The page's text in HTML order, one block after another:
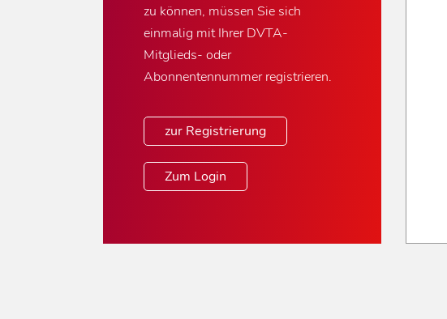
zu können, müssen Sie sich
einmalig mit Ihrer DVTA-
Mitglieds- oder
Abonnentennummer registrieren.
zur Registrierung
Zum Login